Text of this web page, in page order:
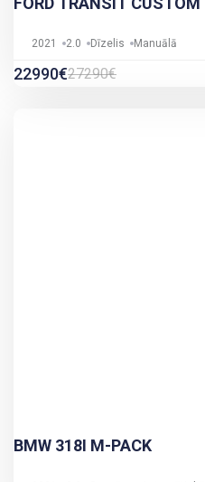
2021 2.0 Dīzelis Manuālā
22990€27290€
BMW 318I M-PACK